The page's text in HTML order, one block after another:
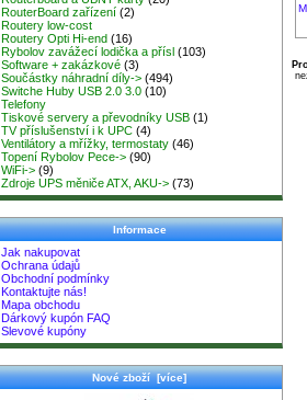
RouterBoard zařízení (2)
Routery low-cost
Routery Opti Hi-end (16)
Rybolov zavážecí lodička a přísl (103)
Software + zakázkové (3)
Součástky náhradní díly-> (494)
Switche Huby USB 2.0 3.0 (10)
Telefony
Tiskové servery a převodníky USB (1)
TV příslušenství i k UPC (4)
Ventilátory a mřížky, termostaty (46)
Topení Rybolov Pece-> (90)
WiFi-> (9)
Zdroje UPS měniče ATX, AKU-> (73)
Informace
Jak nakupovat
Ochrana údajů
Obchodní podmínky
Kontaktujte nás!
Mapa obchodu
Dárkový kupón FAQ
Slevové kupóny
Nové zboží [více]